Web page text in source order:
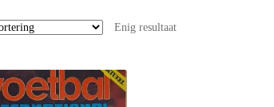
Enig resultaat